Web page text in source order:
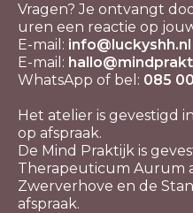
Vragen? Je ontvangt
uren een reactie op
E-mail: info@luckyshh.nl
E-mail:
WhatsApp of bel: 085
Het atelier is gevestigd
op afspraak.
De Mind Praktijk is
Therapeuticum Aurum
Zwerverhove en de
afspraak.